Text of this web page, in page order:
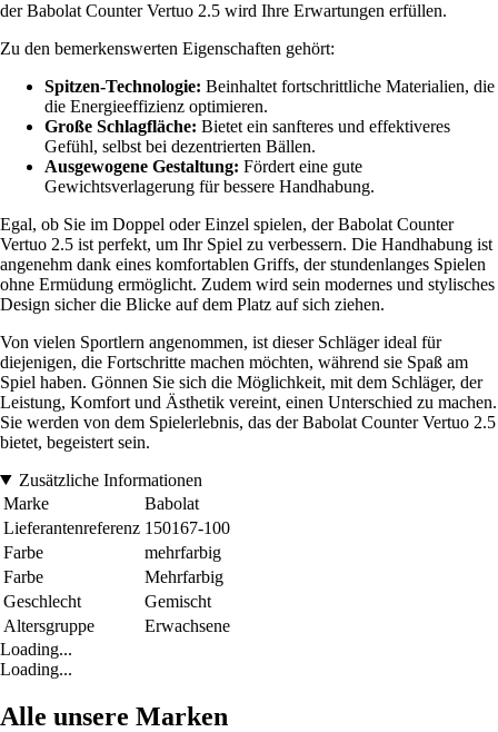
der Babolat Counter Vertuo 2.5 wird Ihre Erwartungen erfüllen.
Zu den bemerkenswerten Eigenschaften gehört:
Spitzen-Technologie: Beinhaltet fortschrittliche Materialien, die
die Energieeffizienz optimieren.
Große Schlagfläche: Bietet ein sanfteres und effektiveres
Gefühl, selbst bei dezentrierten Bällen.
Ausgewogene Gestaltung: Fördert eine gute
Gewichtsverlagerung für bessere Handhabung.
Egal, ob Sie im Doppel oder Einzel spielen, der Babolat Counter
Vertuo 2.5 ist perfekt, um Ihr Spiel zu verbessern. Die Handhabung ist
angenehm dank eines komfortablen Griffs, der stundenlanges Spielen
ohne Ermüdung ermöglicht. Zudem wird sein modernes und stylisches
Design sicher die Blicke auf dem Platz auf sich ziehen.
Von vielen Sportlern angenommen, ist dieser Schläger ideal für
diejenigen, die Fortschritte machen möchten, während sie Spaß am
Spiel haben. Gönnen Sie sich die Möglichkeit, mit dem Schläger, der
Leistung, Komfort und Ästhetik vereint, einen Unterschied zu machen.
Sie werden von dem Spielerlebnis, das der Babolat Counter Vertuo 2.5
bietet, begeistert sein.
Zusätzliche Informationen
Marke
Babolat
Lieferantenreferenz 150167-100
Farbe
mehrfarbig
Farbe
Mehrfarbig
Geschlecht
Gemischt
Altersgruppe
Erwachsene
Loading...
Loading...
Alle unsere Marken